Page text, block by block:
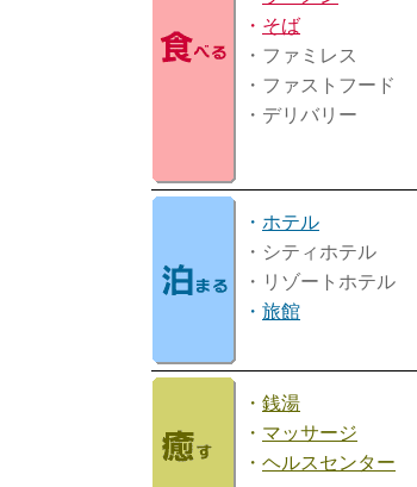
・ そば
・ファミレス
・ファストフード
・デリバリー
・ ホテル
・シティホテル
・リゾートホテル
・ 旅館
・ 銭湯
・ マッサージ
・ ヘルスセンター